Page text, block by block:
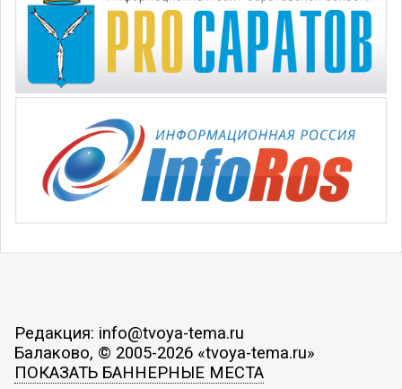
Редакция: info@tvoya-tema.ru
Балаково, © 2005-2026 «tvoya-tema.ru»
ПОКАЗАТЬ БАННЕРНЫЕ МЕСТА